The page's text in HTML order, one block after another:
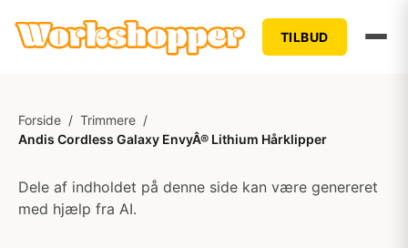
TILBUD
Forside / Trimmere /
Andis Cordless Galaxy EnvyÂ® Lithium Hårklipper
Dele af indholdet på denne side kan være genereret
med hjælp fra AI.